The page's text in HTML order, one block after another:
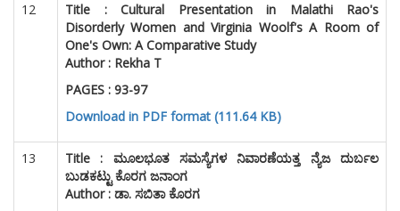
12 Title : Cultural Presentation in Malathi Rao's
Disorderly Women and Virginia Woolf's A Room of
One's Own: A Comparative Study
Author : Rekha T
PAGES : 93-97
Download in PDF format (111.64 KB)
13 Title : ಮೂಲಭೂತ ಸಮಸ್ಯೆಗಳ ನಿವಾರಣೆಯತ್ತ ನ್ಯೆಜ ದುರ್ಬಲ
ಬುಡಕಟ್ಟು ಕೊರಗ ಜನಾಂಗ
Author : ಡಾ. ಸಬಿತಾ ಕೊರಗ